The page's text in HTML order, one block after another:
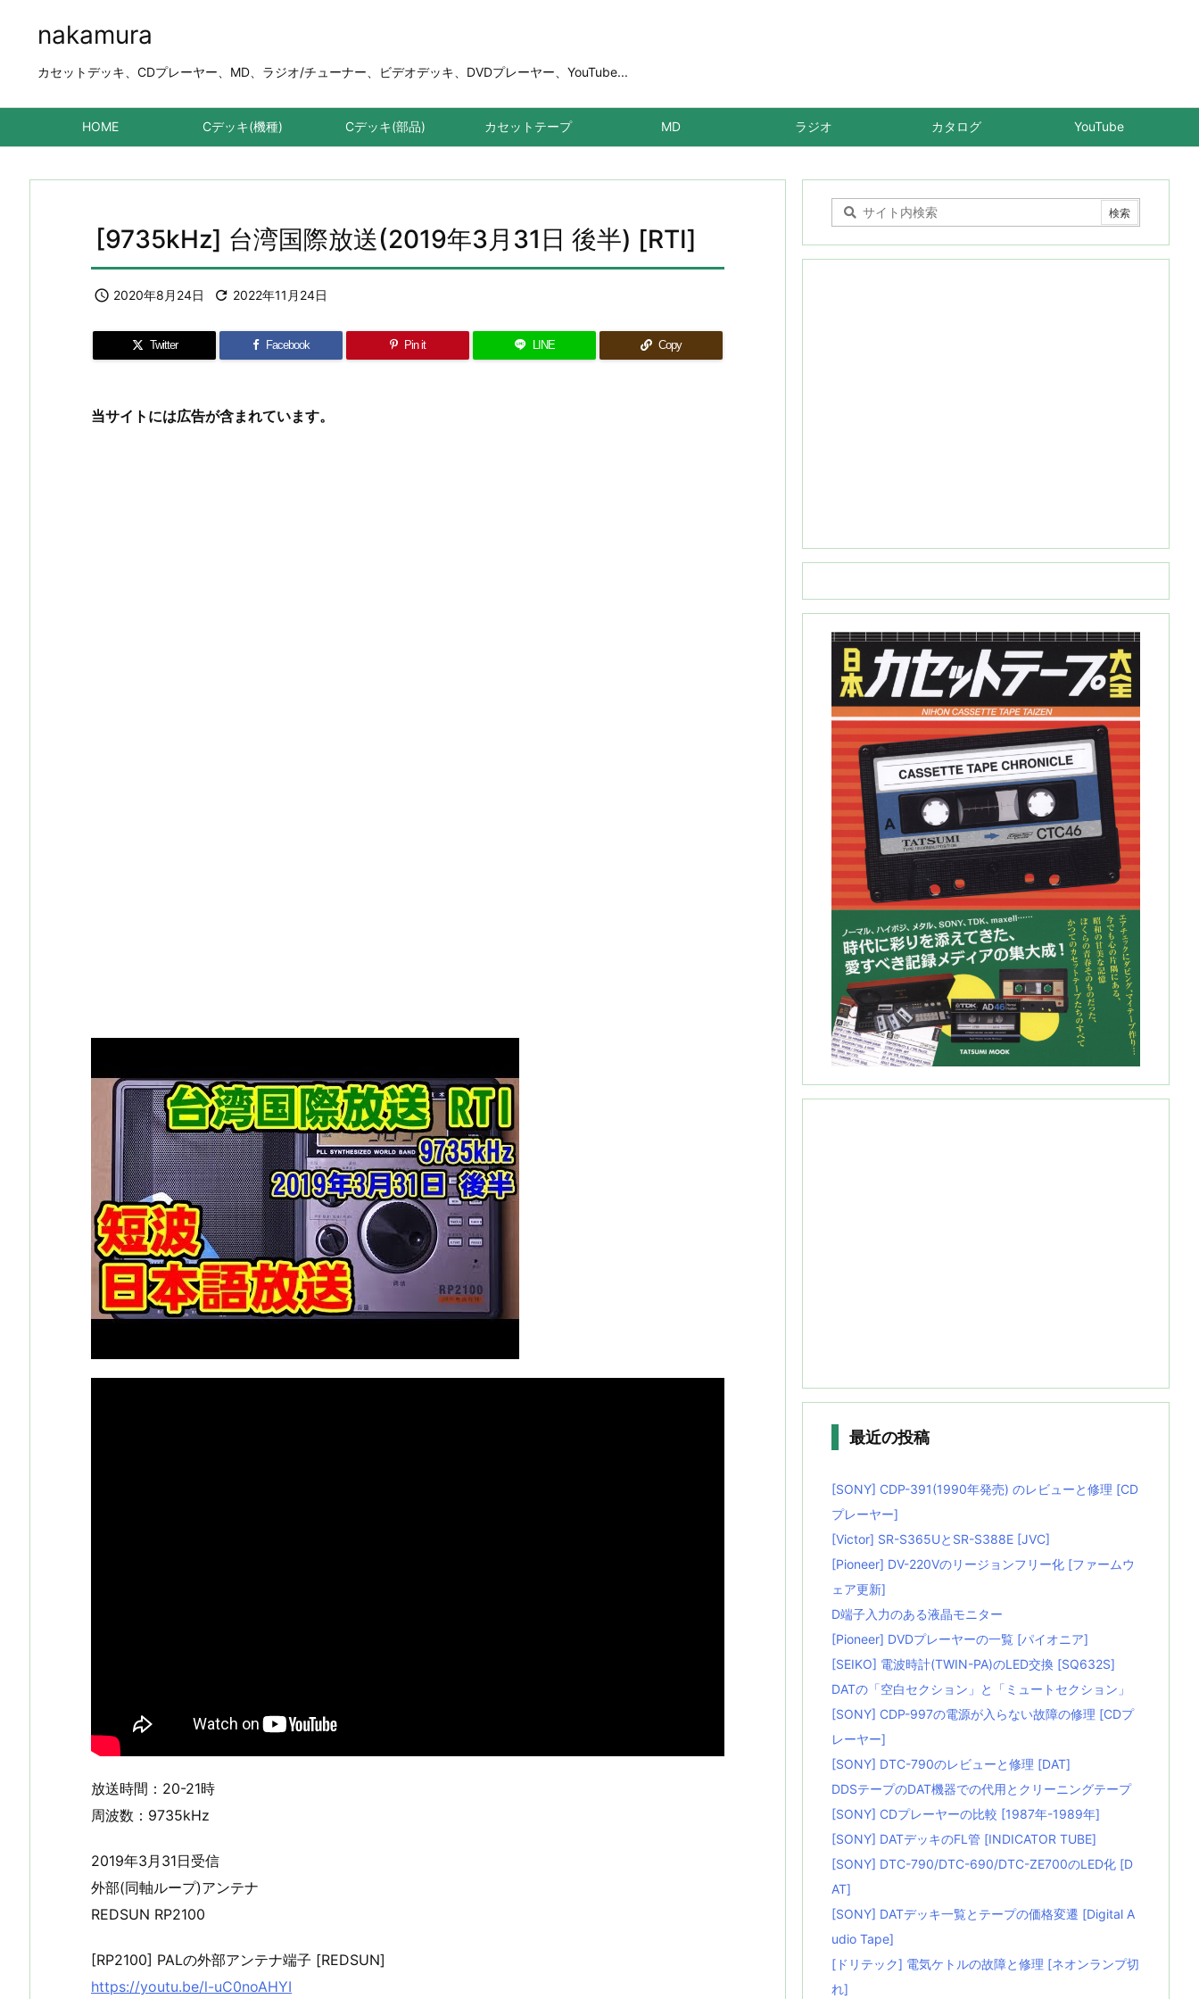
nakamura
カセットデッキ、CDプレーヤー、MD、ラジオ/チューナー、ビデオデッキ、DVDプレーヤー、YouTube...
HOME Cデッキ(機種) Cデッキ(部品) カセットテープ MD ラジオ カタログ YouTube
[9735kHz] 台湾国際放送(2019年3月31日 後半) [RTI]
 2020年8月24日  2022年11月24日
Twitter Facebook Pin it LINE Copy
当サイトには広告が含まれています。
放送時間：20-21時
周波数：9735kHz
2019年3月31日受信
外部(同軸ループ)アンテナ
REDSUN RP2100
[RP2100] PALの外部アンテナ端子 [REDSUN]
https://youtu.be/l-uC0noAHYI
最近の投稿
[SONY] CDP-391(1990年発売) のレビューと修理 [CD
プレーヤー]
[Victor] SR-S365UとSR-S388E [JVC]
[Pioneer] DV-220Vのリージョンフリー化 [ファームウ
ェア更新]
D端子入力のある液晶モニター
[Pioneer] DVDプレーヤーの一覧 [パイオニア]
[SEIKO] 電波時計(TWIN-PA)のLED交換 [SQ632S]
DATの「空白セクション」と「ミュートセクション」
[SONY] CDP-997の電源が入らない故障の修理 [CDプ
レーヤー]
[SONY] DTC-790のレビューと修理 [DAT]
DDSテープのDAT機器での代用とクリーニングテープ
[SONY] CDプレーヤーの比較 [1987年-1989年]
[SONY] DATデッキのFL管 [INDICATOR TUBE]
[SONY] DTC-790/DTC-690/DTC-ZE700のLED化 [D
AT]
[SONY] DATデッキ一覧とテープの価格変遷 [Digital A
udio Tape]
[ドリテック] 電気ケトルの故障と修理 [ネオンランプ切
れ]